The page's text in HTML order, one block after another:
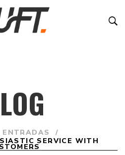
ENTRADAS
/
SERVICE WITH